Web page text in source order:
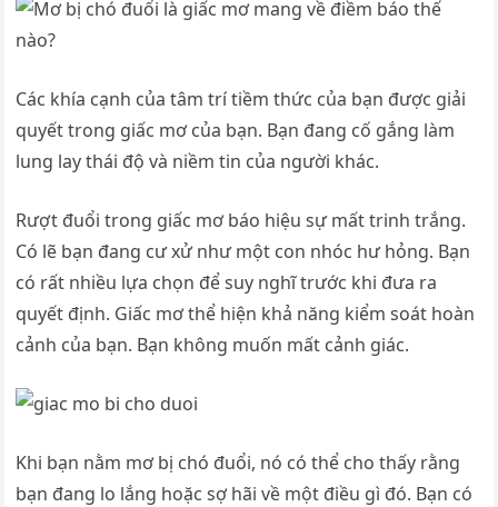
Các khía cạnh của tâm trí tiềm thức của bạn được giải
quyết trong giấc mơ của bạn. Bạn đang cố gắng làm
lung lay thái độ và niềm tin của người khác.
Rượt đuổi trong giấc mơ báo hiệu sự mất trinh trắng.
Có lẽ bạn đang cư xử như một con nhóc hư hỏng. Bạn
có rất nhiều lựa chọn để suy nghĩ trước khi đưa ra
quyết định. Giấc mơ thể hiện khả năng kiểm soát hoàn
cảnh của bạn. Bạn không muốn mất cảnh giác.
Khi bạn nằm mơ bị chó đuổi, nó có thể cho thấy rằng
bạn đang lo lắng hoặc sợ hãi về một điều gì đó. Bạn có